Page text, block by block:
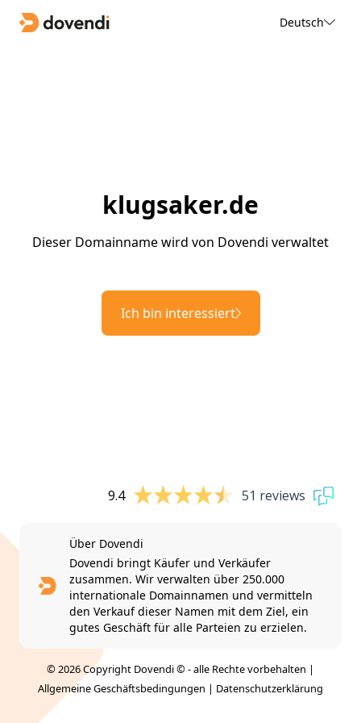
Deutsch
klugsaker.de
Dieser Domainname wird von Dovendi verwaltet
Ich bin interessiert
9.4 51 reviews
Über Dovendi
Dovendi bringt Käufer und Verkäufer
zusammen. Wir verwalten über 250.000
internationale Domainnamen und vermitteln
den Verkauf dieser Namen mit dem Ziel, ein
gutes Geschäft für alle Parteien zu erzielen.
© 2026 Copyright Dovendi © - alle Rechte vorbehalten |
Allgemeine Geschäftsbedingungen | Datenschutzerklärung